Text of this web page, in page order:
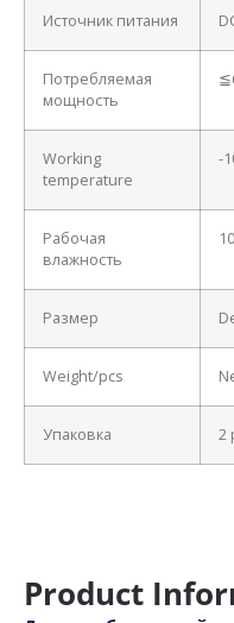
Источник питания
Потребляемая
мощность
Working
temperature
-
Рабочая
влажность
Размер
Weight/pcs
Упаковка 2
Product